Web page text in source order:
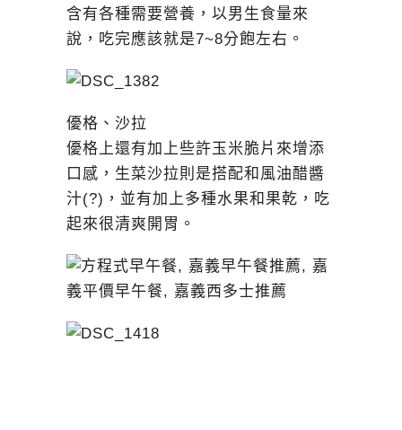
含有各種需要營養，以男生食量來
說，吃完應該就是7~8分飽左右。
優格、沙拉
優格上還有加上些許玉米脆片來增添
口感，生菜沙拉則是搭配和風油醋醬
汁(?)，並有加上多種水果和果乾，吃
起來很清爽開胃。